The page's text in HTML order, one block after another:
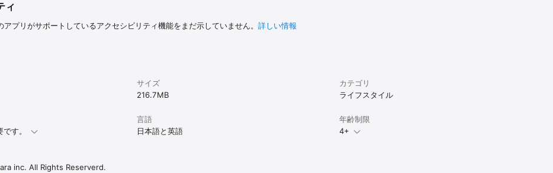
ィ
アプリがサポートしているアクセシビリティ機能をまだ示していません。 詳しい情報
サイズ
216.7 MB
カテゴリ
ライフスタイル
す。
言語
日本語と英語
年齢制限
4+
inc. All Rights Reserverd.